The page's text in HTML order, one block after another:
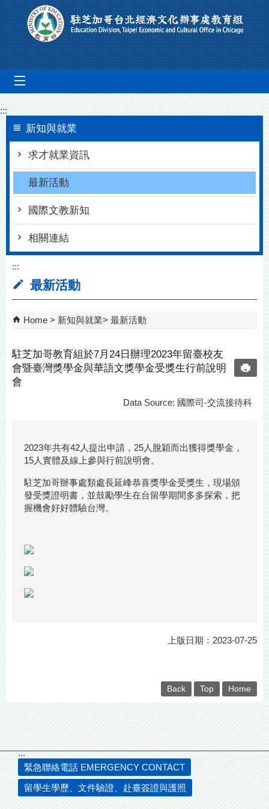
Go To Content
:::
新知與就業
求才就業資訊
最新活動
國際文教新知
相關連結
:::
最新活動
Home 新知與就業 最新活動
駐芝加哥教育組於7月24日辦理2023年留臺校友
會暨臺灣獎學金與華語文獎學金受獎生行前說明
會
Data Source: 國際司-交流接待科
2023年共有42人提出申請，25人脫穎而出獲得獎學金，
15人實體及線上參與行前說明會。
駐芝加哥辦事處類處長延峰恭喜獎學金受獎生，現場頒
發受獎證明書，並鼓勵學生在台留學期間多多探索，把
握機會好好體驗台灣。
上版日期：2023-07-25
Back Top Home
:::
緊急聯絡電話 EMERGENCY CONTACT
留學生學歷、文件驗證、赴臺簽證與護照